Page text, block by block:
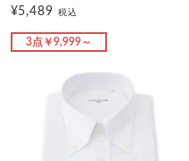
¥5,489税込
3点￥9,999～